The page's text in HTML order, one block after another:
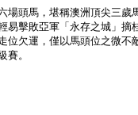
場頭馬，堪稱澳洲頂尖三歲
易擊敗亞軍「永存之城」摘
位欠運，僅以馬頭位之微不
賽。